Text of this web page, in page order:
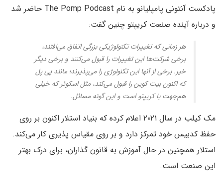
پادکست آنتونی پامپلیانو به نام The Pomp Podcast حاضر شد
و درباره آینده صنعت کریپتو چنین گفت:
هر زمانی که تغییرات تکنولوژیکی بزرگی اتفاق می‌افتند،
برخی شرکت‌ها این تغییرات را قبول می‌کنند و برخی دیگر
خیر. برخی از آنها این تکنولوژی را می‌پذیرند؛ مانند پی پل
که اکنون بیت کوین را قبول می‌کند، مثل اسکوئر که خیلی
هم‌جهت با کریپتو است و این گونه مسائل.
مک کیلب در سال ۲۰۲۱ اعلام کرده که بنیاد استلار اکنون بر روی
حفظ کدبیس خود تمرکز دارد و بر روی مقیاس پذیری کار می‌کند.
استلار همچنین در حال آموزش به قانون گذاران، برای درک بهتر
این صنعت است.